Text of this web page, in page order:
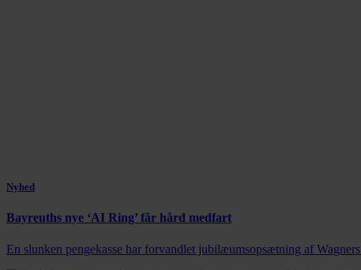
Nyhed
Bayreuths nye ‘AI Ring’ får hård medfart
En slunken pengekasse har forvandlet jubilæumsopsætning af